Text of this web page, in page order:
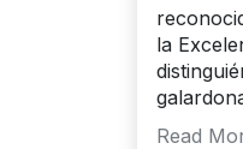
la
Read